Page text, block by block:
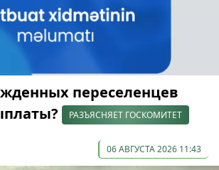
переселенцев
РАЗЪЯСНЯЕТ ГОСКОМИТЕТ
06 АВГУСТА 2026 11:43